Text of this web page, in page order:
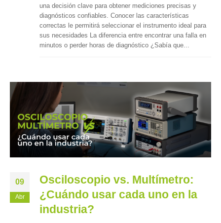
una decisión clave para obtener mediciones precisas y
diagnósticos confiables. Conocer las características
correctas le permitirá seleccionar el instrumento ideal para
sus necesidades La diferencia entre encontrar una falla en
minutos o perder horas de diagnóstico ¿Sabía que...
09
Abr
Osciloscopio vs. Multímetro:
¿Cuándo usar cada uno en la
industria?